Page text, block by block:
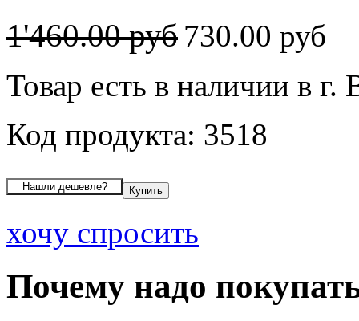
1'460.00 руб 730.00 руб
Товар есть в наличии в г.
Код продукта: 3518
хочу спросить
Почему надо